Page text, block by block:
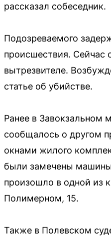
рассказал собеседник.
Подозреваемого
происшествия. Сейчас
вытрезвителе.
статье об убийстве.
Ранее в Завокзальном
сообщалось о другом
окнами жилого
были замечены
произошло в одной из
Полимерном, 15.
Также в Полевском